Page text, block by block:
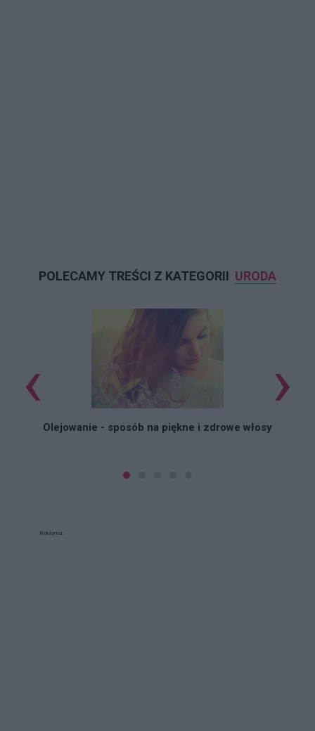
POLECAMY TREŚCI Z KATEGORII URODA
Olejowanie - sposób na piękne i zdrowe włosy
‹ ›
Reklama: